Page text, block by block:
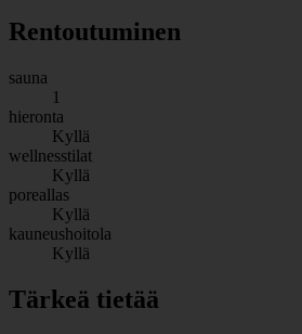
Rentoutuminen
sauna
1
hieronta
Kyllä
wellnesstilat
Kyllä
poreallas
Kyllä
kauneushoitola
Kyllä
Tärkeä tietää